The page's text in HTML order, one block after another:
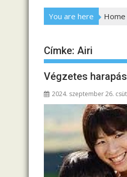
You are here Home
Címke: Airi
Végzetes
2024. szeptember 26.